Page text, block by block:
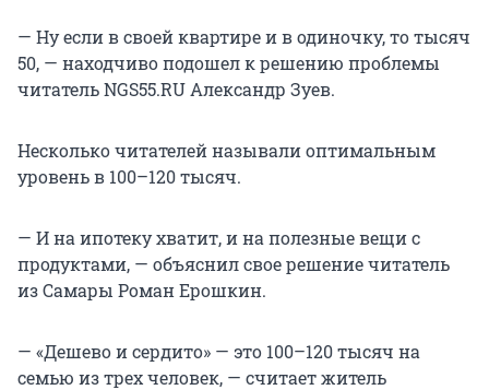
— Ну если в своей квартире и в одиночку, то тысяч
50, — находчиво подошел к решению проблемы
читатель NGS55.RU Александр Зуев.
Несколько читателей называли оптимальным
уровень в 100–120 тысяч.
— И на ипотеку хватит, и на полезные вещи с
продуктами, — объяснил свое решение читатель
из Самары Роман Ерошкин.
— «Дешево и сердито» — это 100–120 тысяч на
семью из трех человек, — считает житель